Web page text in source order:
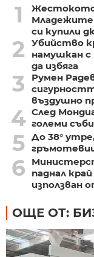
1
Жестокото
Младежите
си купили
2
Убийство
намушкан с
да избяга
3
Румен
въздушно
4 След
големи
5 До 38°
6
паднал
използван
ОЩЕ ОТ: